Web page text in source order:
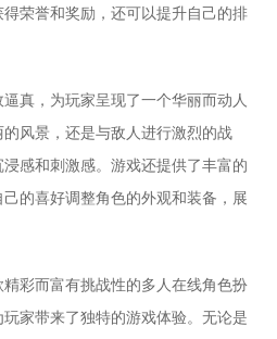
荣誉和奖励，还可以提升自己的排
真，为玩家呈现了一个华丽而动人
风景，还是与敌人进行激烈的战
感和刺激感。游戏还提供了丰富的
的喜好调整角色的外观和装备，展
精彩而富有挑战性的多人在线角色扮
家带来了独特的游戏体验。无论是